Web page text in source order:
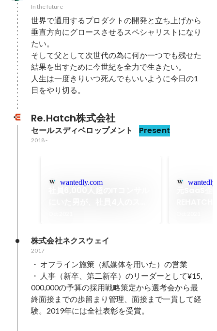
In the future
世界で通用するプロダクトの開発と立ち上げから
垂直方向にグロースさせるスペシャリストになり
たい。
そして父として次世代の為に何か一つでも残せた
結果を出すために今世紀を全力で生きたい。
人生は一度きりいつ死んでもいいように今日の1
日をやり切る。
Re.Hatch株式会社
セールスディベロップメント Present
2018-
wantedly.com
に価値を届けるかー
株式会社ネクスウェイ
2017
・ オフライン施策（紙媒体を用いた）の営業
・ 人事（新卒、第二新卒）のリーダーとして¥15,
000,000の予算の採用戦略策定から選考会から最
終面接までの歩留まり管理、面接まで一貫して経
験。2019年には全社表彰を受賞。